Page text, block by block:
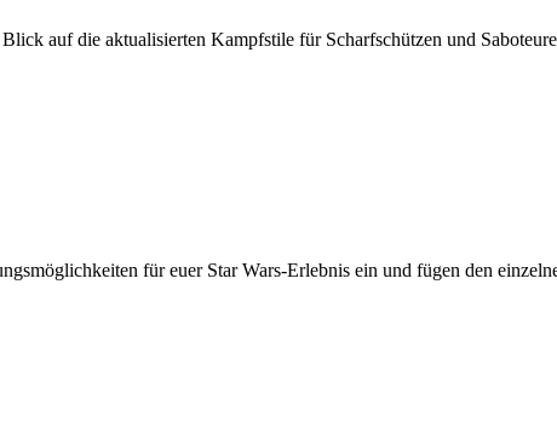
auf die aktualisierten Kampfstile für Scharfschützen und
für euer Star Wars-Erlebnis ein und fügen den